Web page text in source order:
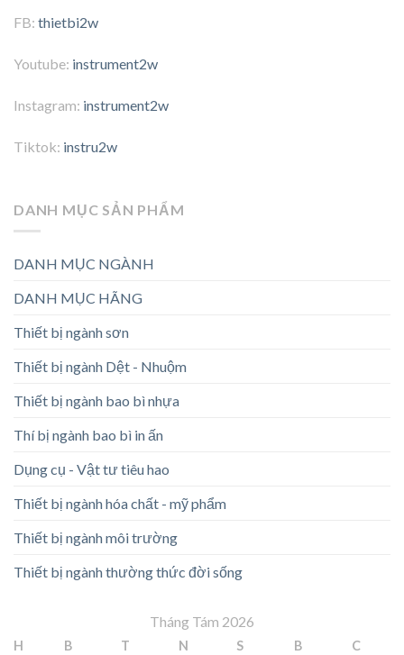
FB: thietbi2w
Youtube: instrument2w
Instagram: instrument2w
Tiktok: instru2w
DANH MỤC SẢN PHẨM
DANH MỤC NGÀNH
DANH MỤC HÃNG
Thiết bị ngành sơn
Thiết bị ngành Dệt - Nhuộm
Thiết bị ngành bao bì nhựa
Thí bị ngành bao bì in ấn
Dụng cụ - Vật tư tiêu hao
Thiết bị ngành hóa chất - mỹ phẩm
Thiết bị ngành môi trường
Thiết bị ngành thường thức đời sống
Tháng Tám 2026
H B T N S B C